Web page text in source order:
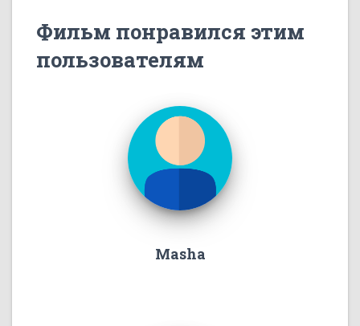
Фильм понравился этим
пользователям
Masha